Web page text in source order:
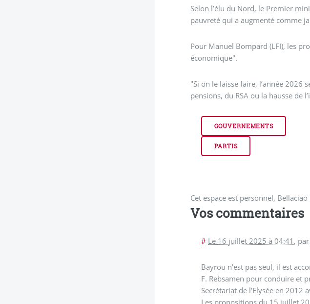
Selon l’élu du Nord, le Premier
pauvreté qui a augmenté comme
Pour Manuel Bompard (LFI), les
économique".
"Si on le laisse faire, l’année 2026
pensions, du RSA ou la hausse de
GOUVERNEMENTS
PARTIS
Cet espace est personnel,
Vos commentaires
# Le 16 juillet 2025 à 04:41 ,
Bayrou n’est pas seul, il est
F. Rebsamen pour conduire et
Secrétariat de l’Elysée en